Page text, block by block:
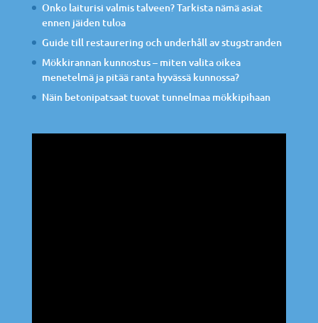
Onko laiturisi valmis talveen? Tarkista nämä asiat
ennen jäiden tuloa
Guide till restaurering och underhåll av stugstranden
Mökkirannan kunnostus – miten valita oikea
menetelmä ja pitää ranta hyvässä kunnossa?
Näin betonipatsaat tuovat tunnelmaa mökkipihaan